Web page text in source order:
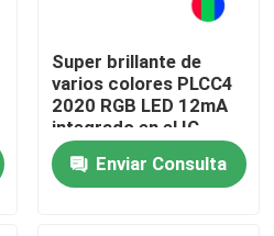
Super brillante de
varios colores PLCC4
2020 RGB LED 12mA
integrado en el IC
Control inteligente
individualEnviar Consulta